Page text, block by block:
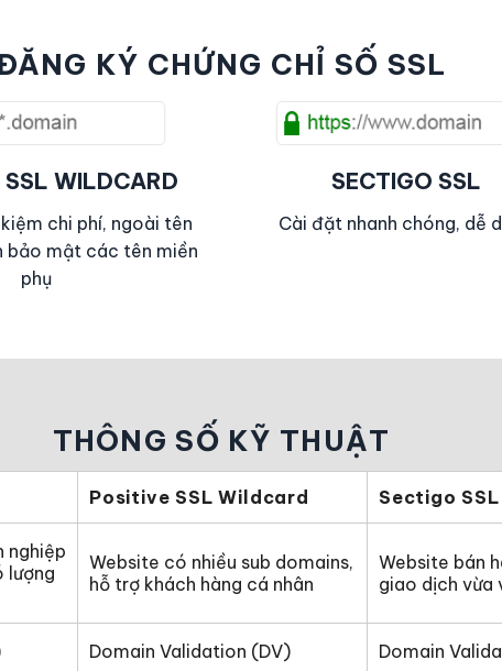
KÝ CHỨNG CHỈ SỐ SSL
SSL WILDCARD
chi phí, ngoài tên
bảo mật các tên miền
phụ
SECTIGO SSL
Cài đặt nhanh chóng, dễ
THÔNG SỐ KỸ THUẬT
Positive SSL Wildcard Sectigo SSL
nghiệp
lượng
Website có nhiều sub domains,
hỗ trợ khách hàng cá nhân
Website bán
giao dịch vừa
Domain Validation (DV) Domain